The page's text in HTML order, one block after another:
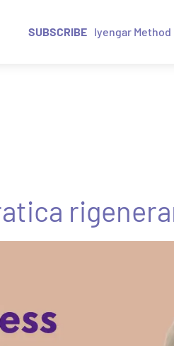
Iyengar Method
SUBSCRIBE